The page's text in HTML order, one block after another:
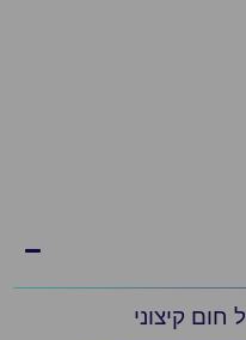
חום קיצוני